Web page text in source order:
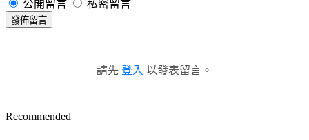
公開留言 私密留言
發佈留言
請先 登入 以發表留言。
Recommended